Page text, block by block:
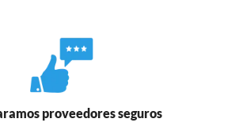
proveedores seguros